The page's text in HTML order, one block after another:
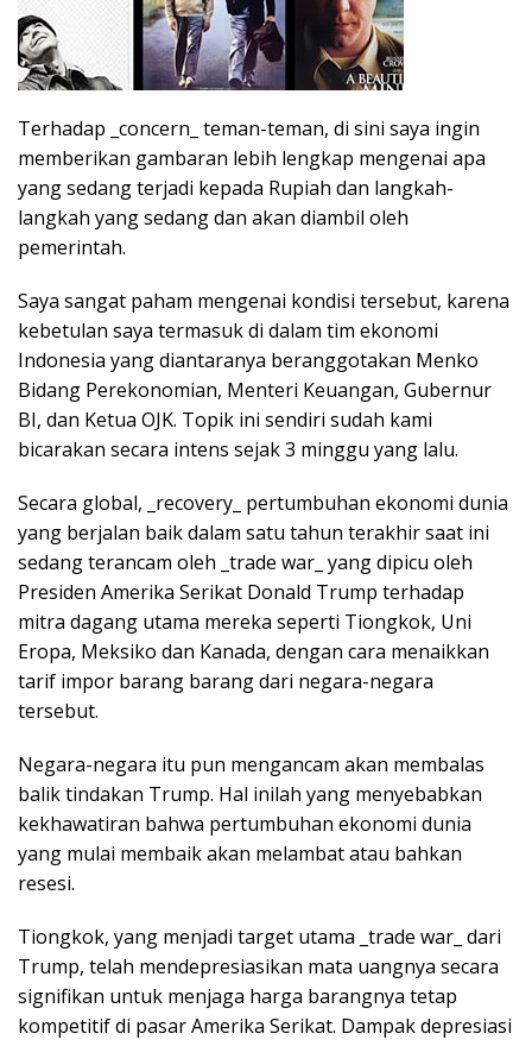
Terhadap _concern_ teman-teman, di sini saya ingin
memberikan gambaran lebih lengkap mengenai apa
yang sedang terjadi kepada Rupiah dan langkah-
langkah yang sedang dan akan diambil oleh
pemerintah.
Saya sangat paham mengenai kondisi tersebut, karena
kebetulan saya termasuk di dalam tim ekonomi
Indonesia yang diantaranya beranggotakan Menko
Bidang Perekonomian, Menteri Keuangan, Gubernur
BI, dan Ketua OJK. Topik ini sendiri sudah kami
bicarakan secara intens sejak 3 minggu yang lalu.
Secara global, _recovery_ pertumbuhan ekonomi dunia
yang berjalan baik dalam satu tahun terakhir saat ini
sedang terancam oleh _trade war_ yang dipicu oleh
Presiden Amerika Serikat Donald Trump terhadap
mitra dagang utama mereka seperti Tiongkok, Uni
Eropa, Meksiko dan Kanada, dengan cara menaikkan
tarif impor barang barang dari negara-negara
tersebut.
Negara-negara itu pun mengancam akan membalas
balik tindakan Trump. Hal inilah yang menyebabkan
kekhawatiran bahwa pertumbuhan ekonomi dunia
yang mulai membaik akan melambat atau bahkan
resesi.
Tiongkok, yang menjadi target utama _trade war_ dari
Trump, telah mendepresiasikan mata uangnya secara
signifikan untuk menjaga harga barangnya tetap
kompetitif di pasar Amerika Serikat. Dampak depresiasi